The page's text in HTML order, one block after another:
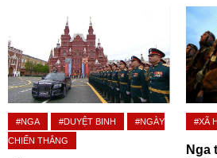
#NGA #DUYỆT BINH
#NGÀY
CHIẾN THẮNG
#XÃ
Nga